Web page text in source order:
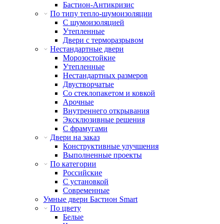
Бастион-Антикризис
По типу тепло-шумоизоляции
С шумоизоляцией
Утепленные
Двери с терморазрывом
Нестандартные двери
Морозостойкие
Утепленные
Нестандартных размеров
Двустворчатые
Со стеклопакетом и ковкой
Арочные
Внутреннего открывания
Эксклюзивные решения
С фрамугами
Двери на заказ
Конструктивные улучшения
Выполненные проекты
По категории
Российские
С установкой
Современные
Умные двери Бастион Smart
По цвету
Белые